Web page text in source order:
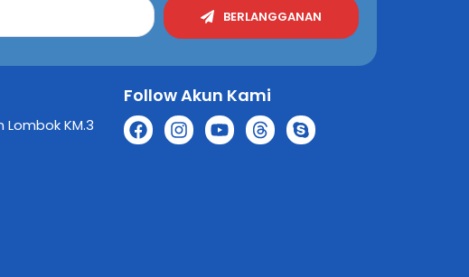
BERLANGGANAN
Lombok KM.3
Follow Akun Kami